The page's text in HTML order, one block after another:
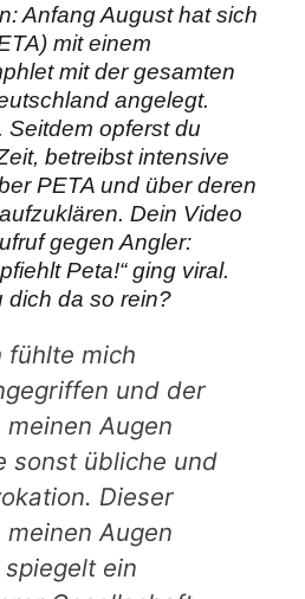
Anfang August hat sich
mit einem
mit der gesamten
angelegt.
Seitdem opferst du
betreibst intensive
PETA und über deren
Dein Video
gegen Angler:
Peta!“ ging viral.
dich da so rein?
fühlte mich
und der
Augen
sonst übliche und
Dieser
Augen
ein